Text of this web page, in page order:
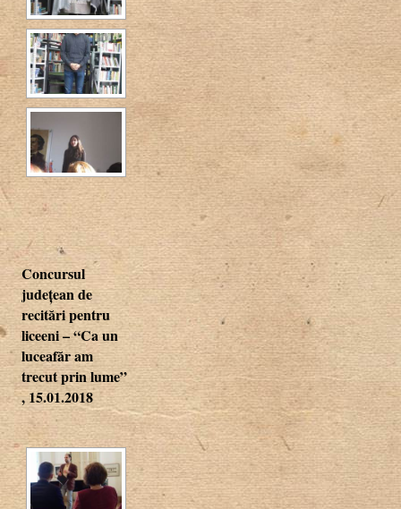
Concursul
județean de
recitări pentru
liceeni – “Ca un
luceafăr am
trecut prin lume”
, 15.01.2018